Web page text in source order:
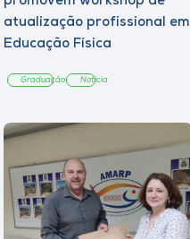
atualização profissional em
Educação Física
Graduação Notícia